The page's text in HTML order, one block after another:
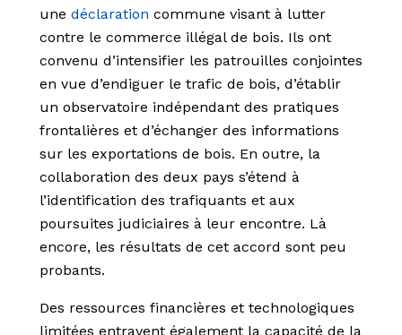
une déclaration commune visant à lutter
contre le commerce illégal de bois. Ils ont
convenu d’intensifier les patrouilles conjointes
en vue d’endiguer le trafic de bois, d’établir
un observatoire indépendant des pratiques
frontalières et d’échanger des informations
sur les exportations de bois. En outre, la
collaboration des deux pays s’étend à
l’identification des trafiquants et aux
poursuites judiciaires à leur encontre. Là
encore, les résultats de cet accord sont peu
probants.
Des ressources financières et technologiques
limitées entravent également la capacité de la